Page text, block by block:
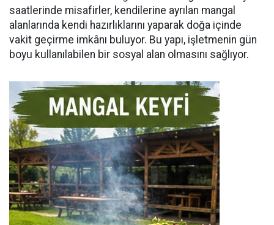
saatlerinde misafirler, kendilerine ayrılan mangal
alanlarında kendi hazırlıklarını yaparak doğa içinde
vakit geçirme imkânı buluyor. Bu yapı, işletmenin gün
boyu kullanılabilen bir sosyal alan olmasını sağlıyor.